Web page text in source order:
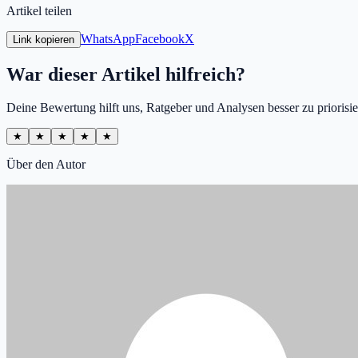
Artikel teilen
Link kopieren WhatsAppFacebookX
War dieser Artikel hilfreich?
Deine Bewertung hilft uns, Ratgeber und Analysen besser zu
★ ★ ★ ★ ★
Über den Autor